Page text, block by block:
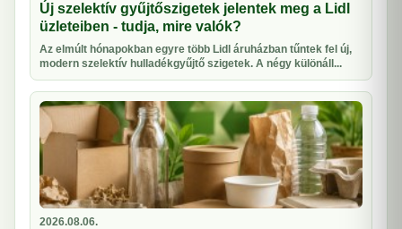
Új szelektív gyűjtőszigetek jelentek meg a Lidl
üzleteiben - tudja, mire valók?
Az elmúlt hónapokban egyre több Lidl áruházban tűntek fel új,
modern szelektív hulladékgyűjtő szigetek. A négy különáll...
2026.08.06.